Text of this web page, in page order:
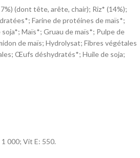
(dont tête, arête, chair); Riz* (14%);
Farine de protéines de maïs*;
Maïs*; Gruau de maïs*; Pulpe de
de maïs; Hydrolysat; Fibres végétales
Œufs déshydratés*; Huile de soja;
000; Vit E: 550.